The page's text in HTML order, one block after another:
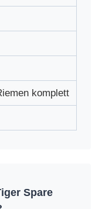
komplett
Spare